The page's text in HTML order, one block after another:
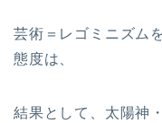
芸術＝レゴミニズム
態度は、
結果として、太陽神